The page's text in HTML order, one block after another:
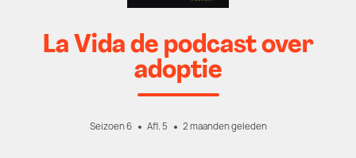
La Vida de podcast over
adoptie
Seizoen 6 Afl. 5 2 maanden geleden